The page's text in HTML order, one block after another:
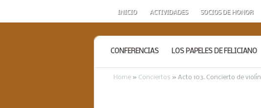
INICIO ACTIVIDADES SOCIOS DE HONOR
CONFERENCIAS LOS PAPELES DE FELICIANO
Home » Conciertos » Acto 103. Concierto de